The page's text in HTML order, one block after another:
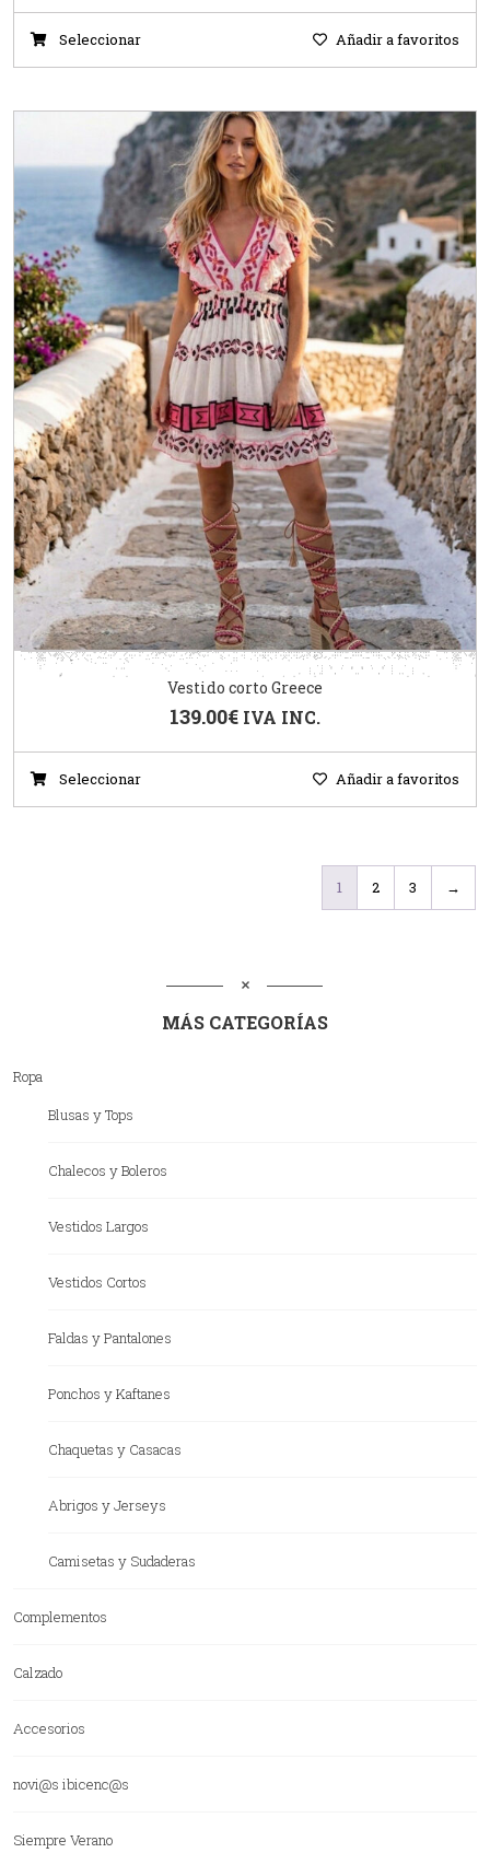
Seleccionar Añadir a favoritos
Vestido corto Greece
139.00€ IVA INC.
Seleccionar Añadir a favoritos
1 2 3 →
MÁS CATEGORÍAS
Ropa
Blusas y Tops
Chalecos y Boleros
Vestidos Largos
Vestidos Cortos
Faldas y Pantalones
Ponchos y Kaftanes
Chaquetas y Casacas
Abrigos y Jerseys
Camisetas y Sudaderas
Complementos
Calzado
Accesorios
novi@s ibicenc@s
Siempre Verano